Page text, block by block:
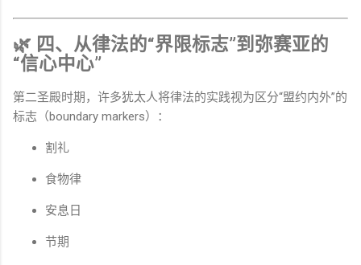
🌿 四、从律法的“界限标志”到弥赛亚的
“信心中心”
第二圣殿时期，许多犹太人将律法的实践视为区分“盟约内外”的
标志（boundary markers）：
割礼
食物律
安息日
节期